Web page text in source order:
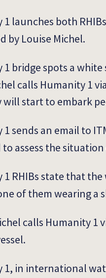
1 launches both
by Louise Michel.
1 bridge spots a
calls Humanity 1
start to embark
sends an email to
to assess the
1 RHIBs state that
of them wearing a
calls Humanity 1
1, in international